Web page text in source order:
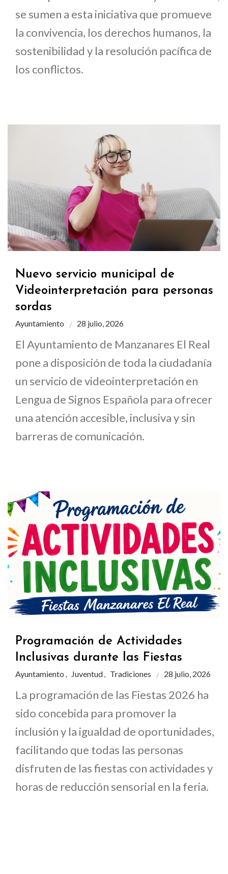
se sumen a esta iniciativa que promueve
la convivencia, los derechos humanos, la
sostenibilidad y la resolución pacífica de
los conflictos.
Nuevo servicio municipal de
Videointerpretación para personas
sordas
Ayuntamiento 28 julio, 2026
El Ayuntamiento de Manzanares El Real
pone a disposición de toda la ciudadanía
un servicio de videointerpretación en
Lengua de Signos Española para ofrecer
una atención accesible, inclusiva y sin
barreras de comunicación.
Programación de Actividades
Inclusivas durante las Fiestas
Ayuntamiento , Juventud, Tradiciones 28 julio, 2026
La programación de las Fiestas 2026 ha
sido concebida para promover la
inclusión y la igualdad de oportunidades,
facilitando que todas las personas
disfruten de las fiestas con actividades y
horas de reducción sensorial en la feria.